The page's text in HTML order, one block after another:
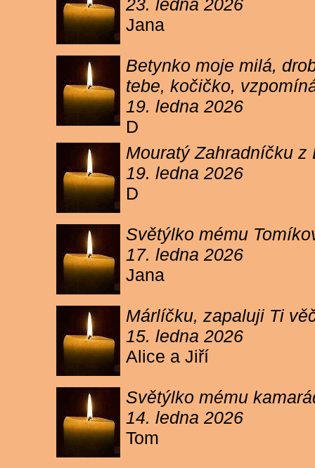
23. ledna 2026
Jana
Betynko moje milá,
tebe, kočičko,
19. ledna 2026
D
Mouratý Zahradníčku
19. ledna 2026
D
Světýlko mému
17. ledna 2026
Jana
Márlíčku, zapaluji Ti
15. ledna 2026
Alice a Jiří
Světýlko mému
14. ledna 2026
Tom